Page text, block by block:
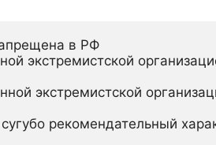
в РФ
экстремистской
экстремистской
рекомендательный